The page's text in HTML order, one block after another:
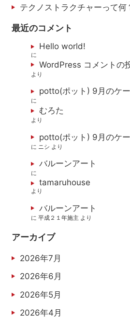
テクノストラクチャーって何
最近のコメント
Hello world!
に
WordPress コメントの
より
potto(ポット) 9月のケー
に
むろた
より
potto(ポット) 9月のケー
に ニシ より
バルーンアート
に
tamaruhouse
より
バルーンアート
に平成２１年施主 より
アーカイブ
2026年7月
2026年6月
2026年5月
2026年4月